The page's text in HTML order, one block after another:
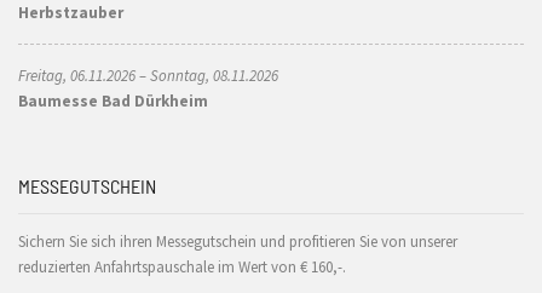
Herbstzauber
Freitag, 06.11.2026 – Sonntag, 08.11.2026
Baumesse Bad Dürkheim
MESSEGUTSCHEIN
Sichern Sie sich ihren Messegutschein und profitieren Sie von unserer
reduzierten Anfahrtspauschale im Wert von € 160,-.